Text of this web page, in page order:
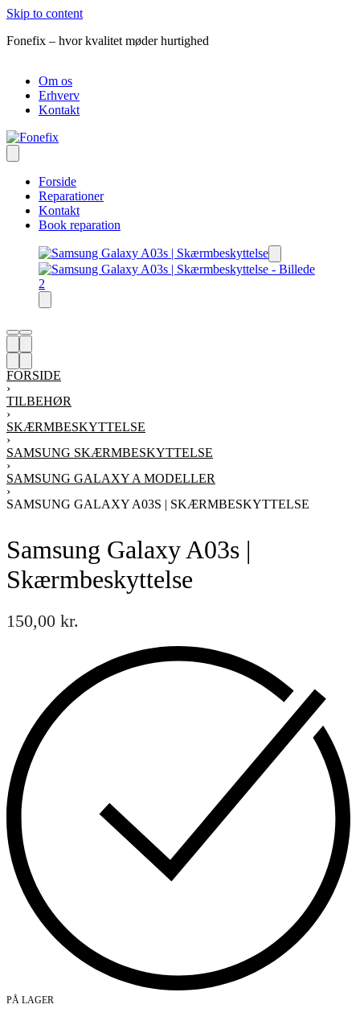
Skip to content
Fonefix – hvor kvalitet møder hurtighed
Om os
Erhverv
Kontakt
Forside
Reparationer
Kontakt
Book reparation
FORSIDE
›
TILBEHØR
›
SKÆRMBESKYTTELSE
›
SAMSUNG SKÆRMBESKYTTELSE
›
SAMSUNG GALAXY A MODELLER
›
SAMSUNG GALAXY A03S | SKÆRMBESKYTTELSE
Samsung Galaxy A03s |
Skærmbeskyttelse
150,00 kr.
PÅ LAGER